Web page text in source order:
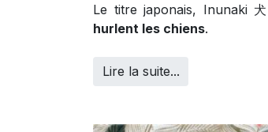
Le titre japonais, Inunaki
hurlent les chiens.
Lire la suite...